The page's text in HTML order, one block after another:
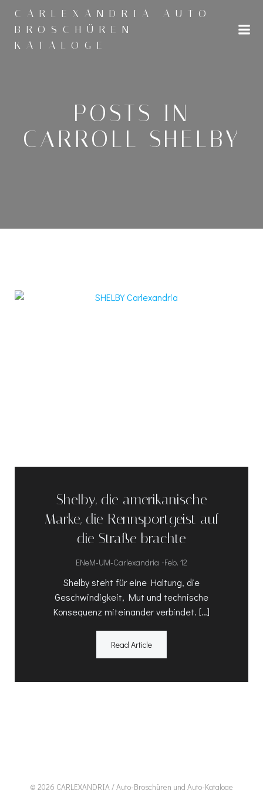
Inhalt
CARLEXANDRIA AUTO
BROSCHÜREN
KATALOGE
POSTS IN
CARROLL SHELBY
Shelby, die amerikanische
Marke, die Rennsportgeist auf
die Straße brachte
ENeM-UM-Carlexandria -Feb. 12
Shelby steht für eine Haltung, die
Geschwindigkeit, Mut und technische
Konsequenz miteinander verbindet. […]
Read Article
© 2026 CARLEXANDRIA / Auto-Broschüren und Auto-Kataloge